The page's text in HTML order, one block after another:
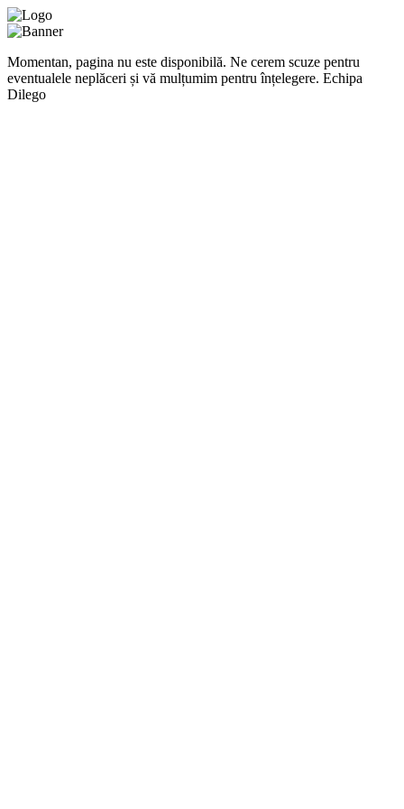
Momentan, pagina nu este disponibilă. Ne cerem scuze pentru
eventualele neplăceri și vă mulțumim pentru înțelegere. Echipa
Dilego